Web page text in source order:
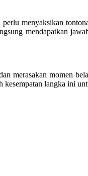
menyaksikan
mendapatkan
merasakan momen
langka ini